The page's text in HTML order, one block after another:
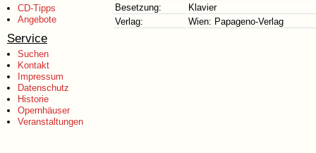
CD-Tipps
Angebote
Service
Suchen
Kontakt
Impressum
Datenschutz
Historie
Opernhäuser
Veranstaltungen
Besetzung:
Klavier
Verlag:
Wien: Papageno-Verlag